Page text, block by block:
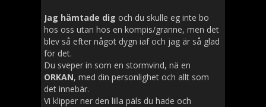
Jag hämtade dig och du skulle eg inte bo
hos oss utan hos en kompis/granne, men det
blev så efter något dygn iaf och jag är så glad
för det.
Du sveper in som en stormvind, nä en
ORKAN, med din personlighet och allt som
det innebär.
Vi klipper ner den lilla päls du hade och